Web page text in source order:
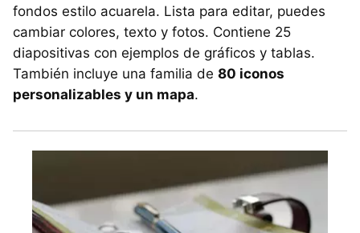
fondos estilo acuarela. Lista para editar, puedes
cambiar colores, texto y fotos. Contiene 25
diapositivas con ejemplos de gráficos y tablas.
También incluye una familia de 80 iconos
personalizables y un mapa.